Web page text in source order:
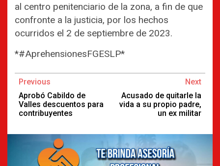
al centro penitenciario de la zona, a fin de que
confronte a la justicia, por los hechos
ocurridos el 2 de septiembre de 2023.
*#AprehensionesFGESLP*
Continue
Reading
Previous
Aprobó Cabildo de
Valles descuentos para
contribuyentes
Next
Acusado de quitarle la
vida a su propio padre,
un ex militar